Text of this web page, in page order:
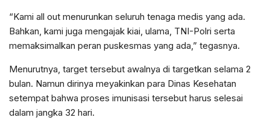
“Kami all out menurunkan seluruh tenaga medis yang ada.
Bahkan, kami juga mengajak kiai, ulama, TNI-Polri serta
memaksimalkan peran puskesmas yang ada,” tegasnya.
Menurutnya, target tersebut awalnya di targetkan selama 2
bulan. Namun dirinya meyakinkan para Dinas Kesehatan
setempat bahwa proses imunisasi tersebut harus selesai
dalam jangka 32 hari.